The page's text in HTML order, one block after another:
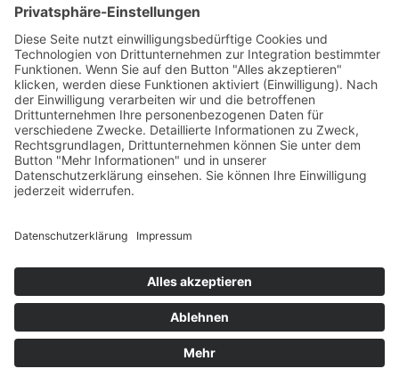
Tekal – Textile Lebensqualität
Exklusive moderne & Orientteppiche
Feuerwerk XXL
Pyrotechnik online bestellen
© Stadtmühle Waldenbuch 2026
und Mühlenprodukte ·
Cookie-Einstellungen
Alle Preise inkl. der gesetzlichen MwSt.
Die durchgestrichenen Preise entsprechen dem bisherigen Preis in